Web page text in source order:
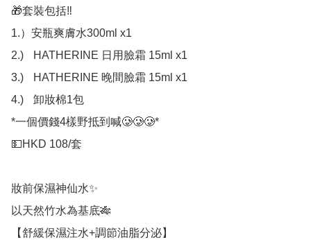
🎁套裝包括‼️
1.）安瓶爽膚水300ml x1
2.)	HATHERINE 日用臉霜 15ml x1
3.)	HATHERINE 晚間臉霜 15ml x1
4.)	卸妝棉1包
*一個價錢4樣野抵到喊🥲🥲🥲*
💵HKD 108/套
妝前保濕神仙水✨
以天然竹水為基底🎋
【舒緩保濕注水+調節油脂分泌】